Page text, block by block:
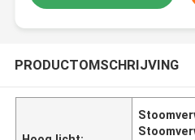
PRODUCTOMSCHRIJVING